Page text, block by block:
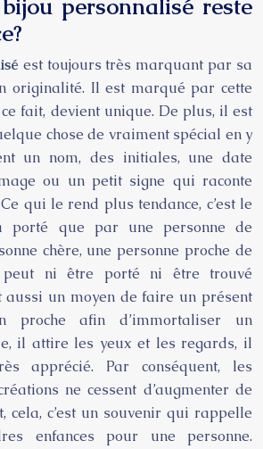
personnalisé reste
est toujours très marquant par sa
originalité. Il est marqué par cette
fait, devient unique. De plus, il est
chose de vraiment spécial en y
un nom, des initiales, une date
ou un petit signe qui raconte
qui le rend plus tendance, c’est le
porté que par une personne de
chère, une personne proche de
ni être porté ni être trouvé
aussi un moyen de faire un présent
proche afin d’immortaliser un
il attire les yeux et les regards, il
apprécié. Par conséquent, les
ne cessent d’augmenter de
cela, c’est un souvenir qui rappelle
enfances pour une personne.